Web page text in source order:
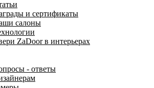
и сертификаты
салоны
ZaDoor в интерьерах
- ответы